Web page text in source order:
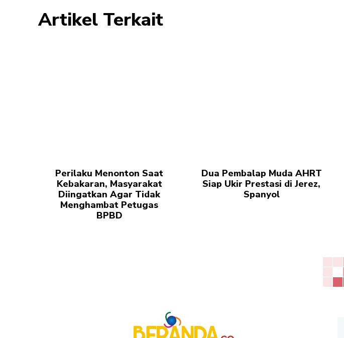
Artikel Terkait
Perilaku Menonton Saat
Kebakaran, Masyarakat
Diingatkan Agar Tidak
Menghambat Petugas
BPBD
Dua Pembalap Muda AHRT
Siap Ukir Prestasi di Jerez,
Spanyol